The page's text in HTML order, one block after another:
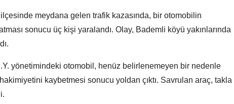
meydana gelen trafik kazasında, bir otomobilin
sonucu üç kişi yaralandı. Olay, Bademli köyü yakınlarında
yönetimindeki otomobil, henüz belirlenemeyen bir nedenle
kaybetmesi sonucu yoldan çıktı. Savrulan araç, takla